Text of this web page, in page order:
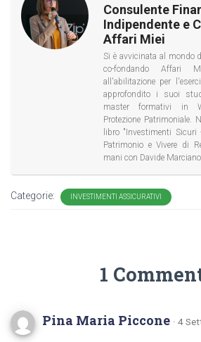
Consulente
Indipendente e
Affari Miei
Si è avvicinata al mondo
co-fondando Affari
all'abilitazione per
approfondito i suoi
master formativi in
Protezione Patrimoniale.
libro "Investimenti Sicuri
Patrimonio e Vivere di
mani con Davide Marciano.
Categorie: INVESTIMENTI ASSICURATIVI
1
Pina Maria Piccone · 4